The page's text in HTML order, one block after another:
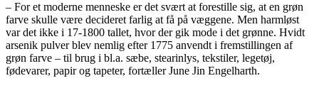
– For et moderne menneske er det svært at forestille sig, at en grøn
farve skulle være decideret farlig at få på væggene. Men harmløst
var det ikke i 17-1800 tallet, hvor der gik mode i det grønne. Hvidt
arsenik pulver blev nemlig efter 1775 anvendt i fremstillingen af
grøn farve – til brug i bl.a. sæbe, stearinlys, tekstiler, legetøj,
fødevarer, papir og tapeter, fortæller June Jin Engelharth.